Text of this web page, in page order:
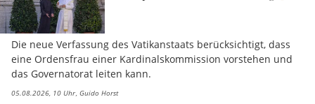
Die neue Verfassung des Vatikanstaats berücksichtigt, dass
eine Ordensfrau einer Kardinalskommission vorstehen und
das Governatorat leiten kann.
05.08.2026, 10 Uhr Guido Horst